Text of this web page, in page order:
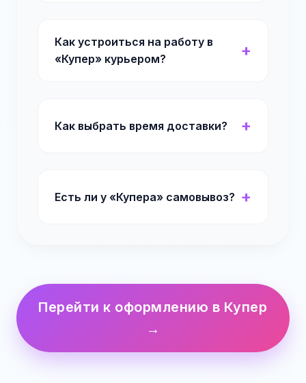
Как устроиться на работу в
«Купер» курьером?
Как выбрать время доставки?
Есть ли у «Купера» самовывоз?
Перейти к оформлению в Купер
→